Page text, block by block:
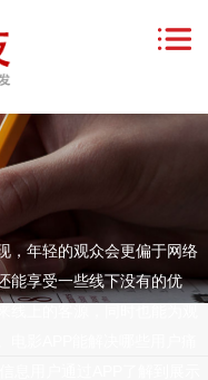
，年轻的观众会更偏于网络
能享受一些线下没有的优
影APP能解决哪些用户痛